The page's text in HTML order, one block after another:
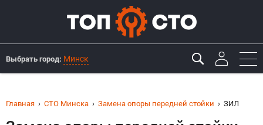
Выбрать город: Минск
Главная СТО Минска Замена опоры передней стойки ЗИЛ